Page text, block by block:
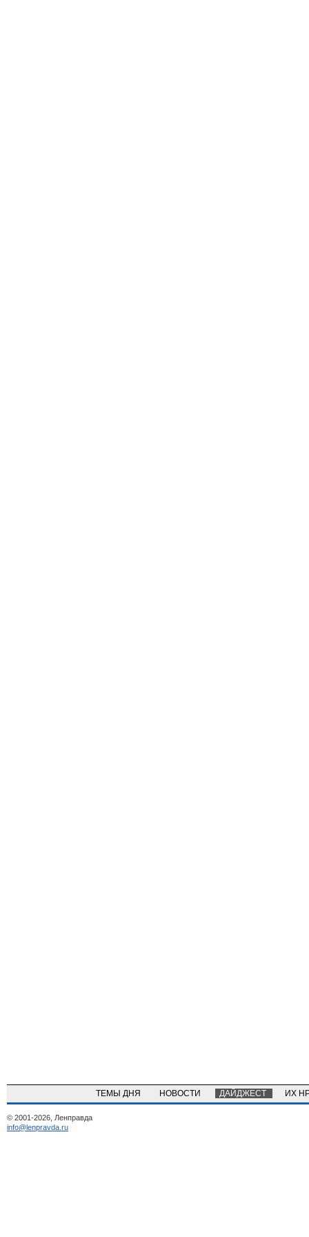
ТЕМЫ ДНЯ НОВОСТИ ДАЙДЖЕСТ ИХ
© 2001-2026, Ленправда
info@lenpravda.ru